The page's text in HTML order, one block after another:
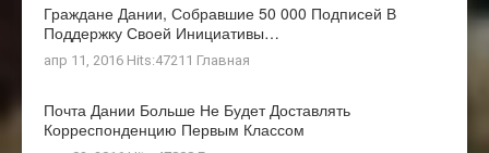
Граждане Дании, Собравшие 50 000 Подписей В
Поддержку Своей Инициативы…
апр 11, 2016 Hits:47211 Главная
Почта Дании Больше Не Будет Доставлять
Корреспонденцию Первым Классом